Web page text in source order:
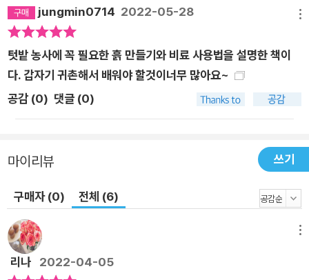
하는 방법을 정리해서 실었다. 3단계부터는 본격적인 농사일에
속한다. 흔히 농부는 씨뿌리기 전부터 농사를 시작한다고 말하는
데, 텃밭 농부도 3단계에서 농사짓기에 좋은 흙을 미리 만들고 적
절하게 비료를 선택해 활용한다. 당연하게도 책에서는 작물이 좋
흙을 어떻게 준비할지 자세히 알려준다. 별다른 농사 지식이 없는
의 염류 제거와 소독’ ‘알칼리성 토양 개량하기’를 설명한 챕터가
매우 유용하다. 텃밭을 분양받으면 보통 해당 밭에서 어떤 작물을
길렀고 어떤 질병이 발생했는지 알 길이 없다. 게다가 텃밭 농부
는 비료나 거름을 과도하게 사용하는 경향이 있어서 텃밭에 염류,
즉 과잉 투입된 비료 성분이 남아 있는 경우가 많다. 전에 농사지
은 작물이 남긴 병충해와 염류. 이 둘 때문에 텃밭 농사가 연작 장
해를 겪을 가능성이 크기 때문에 텃밭 농부라면 이점을 유의해야
jungmin0714 2022-05-28
텃밭 농사에 꼭 필요한 흙 만들기와 비료 사용법을 설명한 책이
다. 갑자기 귀촌해서 배워야 할것이너무 많아요~
공감 (0) 댓글 (0)
마이리뷰 쓰기
구매자 (0) 전체 (6)
리나 2022-04-05